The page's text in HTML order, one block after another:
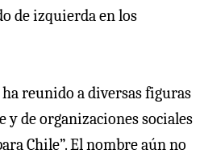
de izquierda en los
reunido a diversas figuras
de organizaciones sociales
Chile”. El nombre aún no